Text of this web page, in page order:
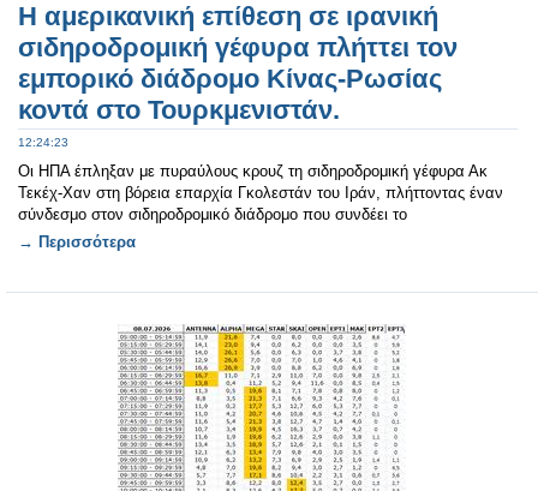
Η αμερικανική επίθεση σε ιρανική
σιδηροδρομική γέφυρα πλήττει τον
εμπορικό διάδρομο Κίνας-Ρωσίας
κοντά στο Τουρκμενιστάν.
12:24:23
Οι ΗΠΑ έπληξαν με πυραύλους κρουζ τη σιδηροδρομική γέφυρα Ακ
Τεκέχ-Χαν στη βόρεια επαρχία Γκολεστάν του Ιράν, πλήττοντας έναν
σύνδεσμο στον σιδηροδρομικό διάδρομο που συνδέει το
→ Περισσότερα